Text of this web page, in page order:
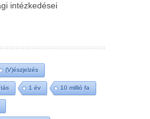
intézkedései
(V)észjelzés
1 év 10 millió fa